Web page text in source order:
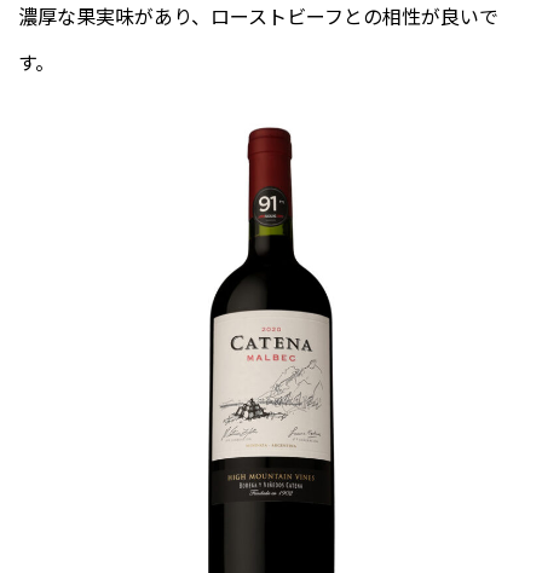
濃厚な果実味があり、ローストビーフとの相性が良いで
す。